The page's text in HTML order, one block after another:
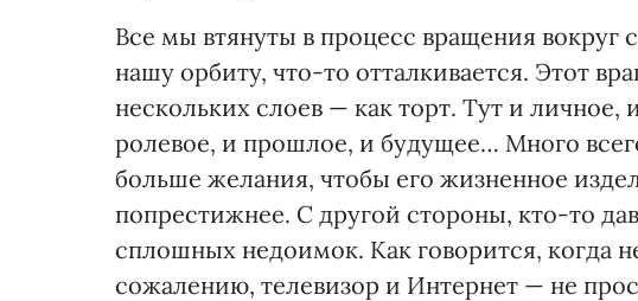
Все мы втянуты в процесс вращения вокруг
нашу орбиту, что-то отталкивается. Этот
нескольких слоев — как торт. Тут и
ролевое, и прошлое, и будущее… Много
больше желания, чтобы его жизненное
попрестижнее. С другой стороны, кто-то
сплошных недоимок. Как говорится, когда
сожалению, телевизор и Интернет — не